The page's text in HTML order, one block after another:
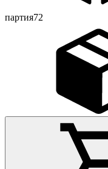
партия72